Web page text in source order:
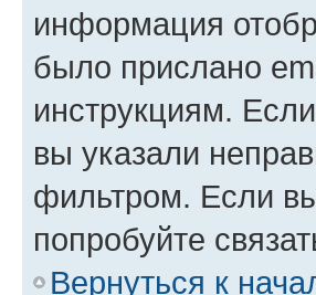
информация
было прислано
инструкциям.
вы указали
фильтром. Если
попробуйте
Вернуться к